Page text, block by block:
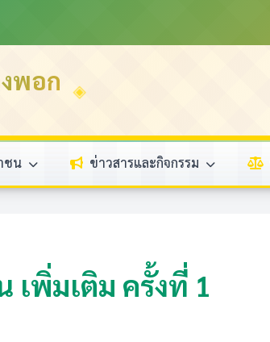
พอก
ชน ข่าวสารและกิจกรรม
พิ่มเติม ครั้งที่ 1